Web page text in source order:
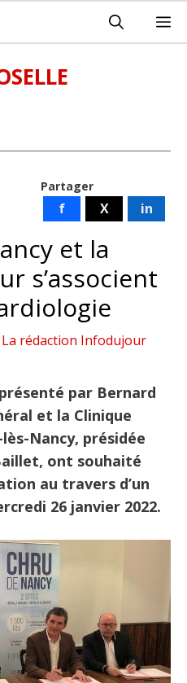
Partager
f X in
et la
s’associent
La rédaction Infodujour
par Bernard
et la Clinique
Nancy, présidée
ont souhaité
au travers d’un
26 janvier 2022.